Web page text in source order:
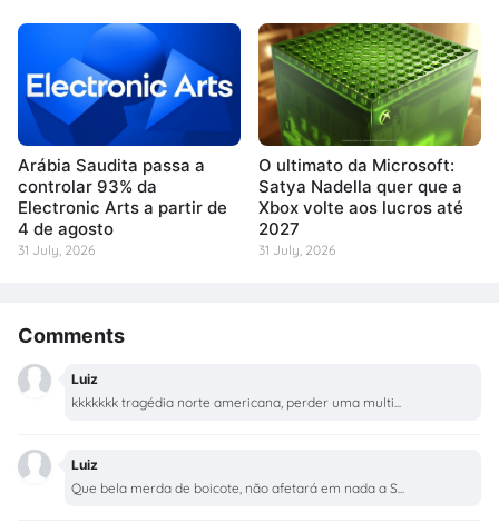
Arábia Saudita passa a
controlar 93% da
Electronic Arts a partir de
4 de agosto
31 July, 2026
O ultimato da Microsoft:
Satya Nadella quer que a
Xbox volte aos lucros até
2027
31 July, 2026
Comments
Luiz
kkkkkkk tragédia norte americana, perder uma multi...
Luiz
Que bela merda de boicote, não afetará em nada a S...